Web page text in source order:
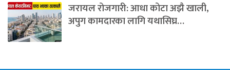
जरायल रोजगारी: आधा कोटा अझै खाली,
अपुग कामदारका लागि यथासिघ्र…